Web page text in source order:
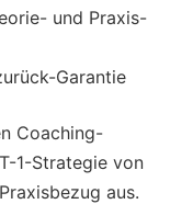
und Praxis-
Garantie
Coaching-
1-Strategie von
aus.